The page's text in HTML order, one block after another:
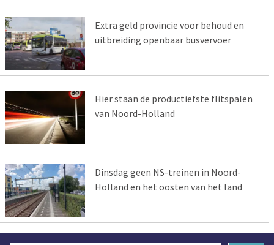
Extra geld provincie voor behoud en
uitbreiding openbaar busvervoer
Hier staan de productiefste flitspalen
van Noord-Holland
Dinsdag geen NS-treinen in Noord-
Holland en het oosten van het land